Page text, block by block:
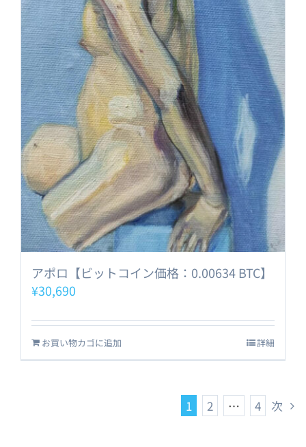
アポロ【ビットコイン価格：0.00634 BTC】
¥30,690
お買い物カゴに追加 詳細
1 2 … 4 次